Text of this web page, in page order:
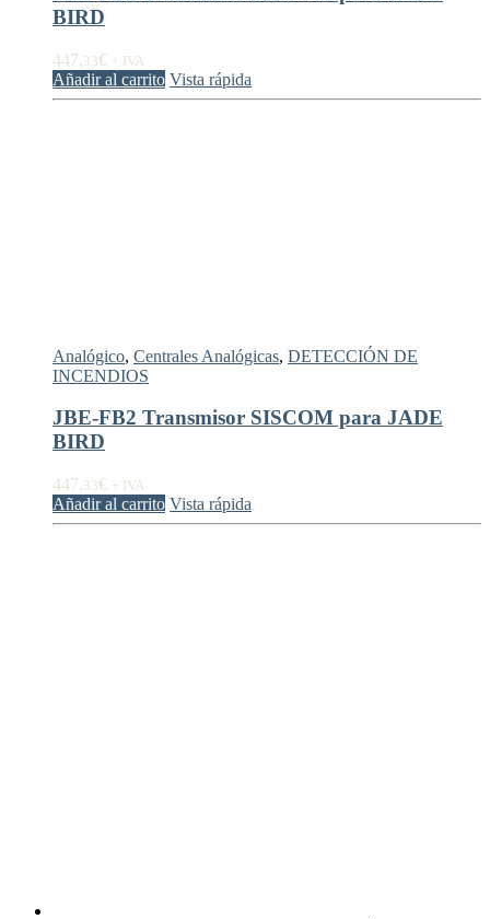
BIRD
447,33€ + IVA
Añadir al carrito Vista rápida
Analógico, Centrales Analógicas, DETECCIÓN DE
INCENDIOS
JBE-FB2 Transmisor SISCOM para JADE
BIRD
447,33€ + IVA
Añadir al carrito Vista rápida